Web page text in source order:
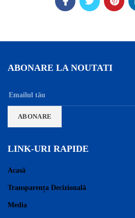
ABONARE LA NOUTATI
LINK-URI RAPIDE
Acasă
Transparența Decizională
Media